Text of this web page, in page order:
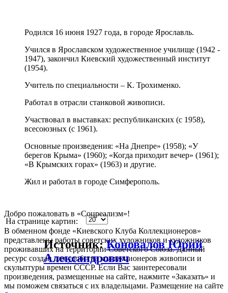
Родился 16 июня 1927 года, в городе Ярославль.
Учился в Ярославском художественное училище (1942 -
1947), закончил Киевский художественный институт
(1954).
Учитель по специальности – К. Трохименко.
Работал в отрасли станковой живописи.
Участвовал в выставках: республиканских (с 1958),
всесоюзных (с 1961).
Основные произведения: «На Днепре» (1958); «У
берегов Крыма» (1960); «Когда приходит вечер» (1961);
«В Крымских горах» (1963) и другие.
Жил и работал в городе Симферополь.
На странице картин:
Источник:Коновалов Юрий
Александрович
Добро пожаловать в «Соцреализм»!
В обменном фонде «Киевского Клуба Коллекционеров»
представлены работы советских художников и художников
проживавших на территории Советского Союза. Данный
ресурс создан для удобства коллекционеров живописи и
скульптуры времен СССР. Если Вас заинтересовали
произведения, размещенные на сайте, нажмите «Заказать» и
мы поможем связаться с их владельцами. Размещение на сайте